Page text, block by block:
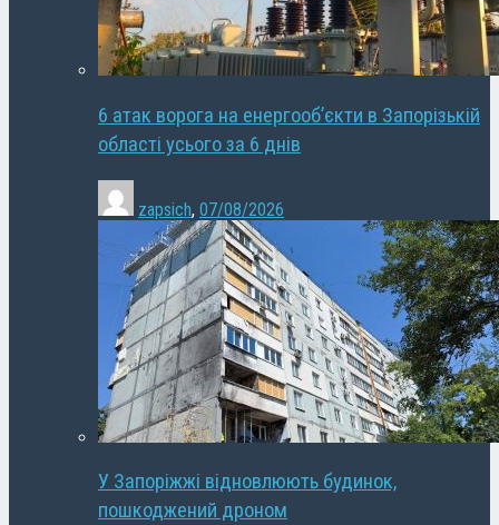
6 атак ворога на енергооб’єкти в Запорізькій
області усього за 6 днів
zapsich, 07/08/2026
У Запоріжжі відновлюють будинок,
пошкоджений дроном